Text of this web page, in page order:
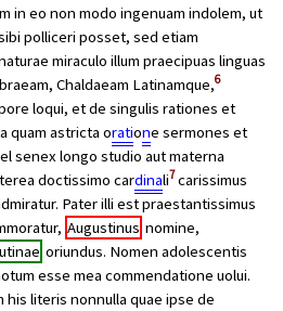
in eo non modo ingenuam indolem, ut
polliceri posset, sed etiam
miraculo illum praecipuas linguas
Chaldaeam Latinamque,6
loqui, et de singulis rationes et
quam astricta oratione sermones et
senex longo studio aut materna
doctissimo cardinali7carissimus
Pater illi est praestantissimus
Augustinus nomine,
oriundus. Nomen adolescentis
esse mea commendatione uolui.
his literis nonnulla quae ipse de